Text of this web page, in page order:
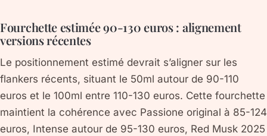
Fourchette estimée 90-130 euros : alignement
versions récentes
Le positionnement estimé devrait s’aligner sur les
flankers récents, situant le 50ml autour de 90-110
euros et le 100ml entre 110-130 euros. Cette fourchette
maintient la cohérence avec Passione original à 85-124
euros, Intense autour de 95-130 euros, Red Musk 2025